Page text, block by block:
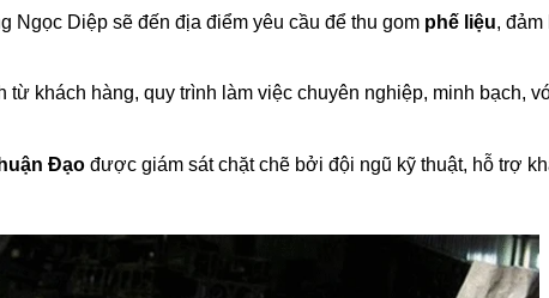
Ngọc Diệp sẽ đến địa điểm yêu cầu để thu gom phế liệu, đảm
từ khách hàng, quy trình làm việc chuyên nghiệp, minh bạch,
Đạo được giám sát chặt chẽ bởi đội ngũ kỹ thuật, hỗ trợ